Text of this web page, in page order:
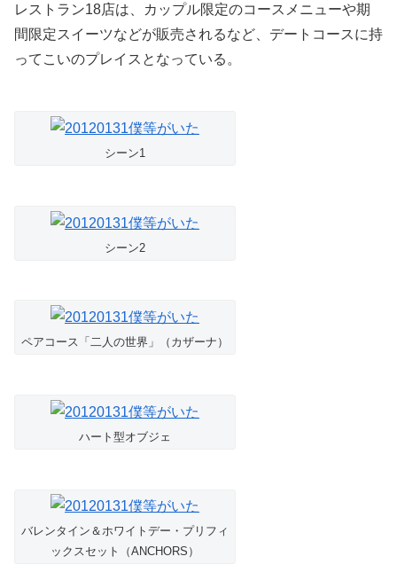
レストラン18店は、カップル限定のコースメニューや期
間限定スイーツなどが販売されるなど、デートコースに持
ってこいのプレイスとなっている。
シーン1
シーン2
ペアコース「二人の世界」（カザーナ）
ハート型オブジェ
バレンタイン＆ホワイトデー・プリフィ
ックスセット（ANCHORS）